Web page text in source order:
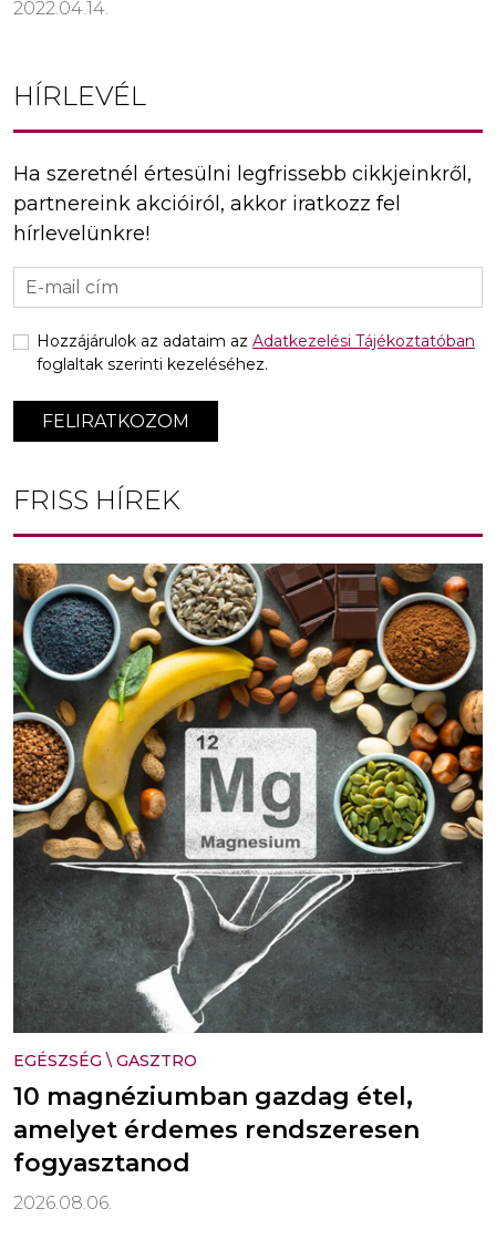
2022.04.14.
HÍRLEVÉL
Ha szeretnél értesülni legfrissebb cikkjeinkről,
partnereink akcióiról, akkor iratkozz fel
hírlevelünkre!
FELIRATKOZOM
Hozzájárulok az adataim az Adatkezelési Tájékoztatóban
foglaltak szerinti kezeléséhez.
FRISS HÍREK
EGÉSZSÉG \ GASZTRO
10 magnéziumban gazdag étel,
amelyet érdemes rendszeresen
fogyasztanod
2026.08.06.